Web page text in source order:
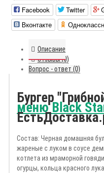
Facebook Twitter
Вконтакте
Описание
Отзывы (0)
Вопрос - ответ (0)
Бургер
меню Black
Состав: Черная домашняя
жареные с луком в соусе
котлета из мраморной
огурцы, кольца красного